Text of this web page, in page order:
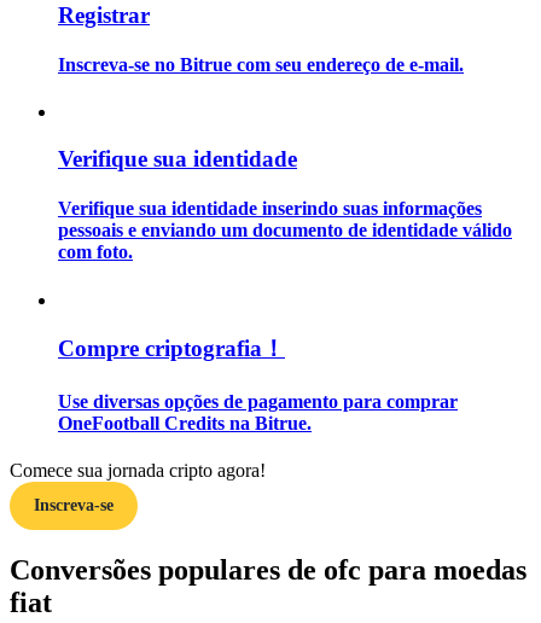
Guia
Estratégias de negociação
Aprenda como se manter lucrativo
Ganhar
Registrar
Inscreva-se no Bitrue com seu endereço de e-mail.
Verifique sua identidade
Verifique sua identidade inserindo suas informações
pessoais e enviando um documento de identidade válido
com foto.
Compre criptografia！
Use diversas opções de pagamento para comprar
OneFootball Credits na Bitrue.
Comece sua jornada cripto agora!
Inscreva-se
Conversões populares de ofc para moedas
fiat